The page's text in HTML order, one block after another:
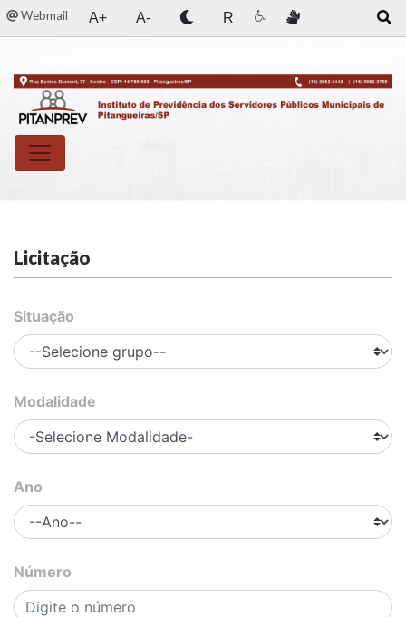
Webmail A+ A- R
Licitação
Situação
Modalidade
Ano
Número